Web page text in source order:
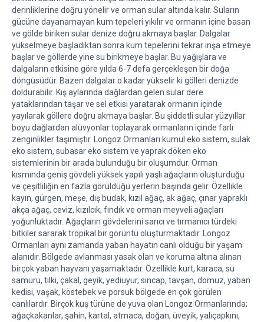
derinliklerine doğru yönelir ve orman sular altında kalır. Suların
gücüne dayanamayan kum tepeleri yıkılır ve ormanın içine basan
ve gölde biriken sular denize doğru akmaya başlar. Dalgalar
yükselmeye başladıktan sonra kum tepelerini tekrar inşa etmeye
başlar ve göllerde yine su birikmeye başlar. Bu yağışlara ve
dalgaların etkisine göre yılda 6-7 defa gerçekleşen bir doğa
döngüsüdür. Bazen dalgalar o kadar yükselir ki gölleri denizde
doldurabilir. Kış aylarında dağlardan gelen sular dere
yataklarından taşar ve sel etkisi yaratarak ormanın içinde
yayılarak göllere doğru akmaya başlar. Bu şiddetli sular yüzyıllar
boyu dağlardan alüvyonlar toplayarak ormanların içinde farlı
zenginlikler taşımıştır. Longoz Ormanları kumul eko sistem, sulak
eko sistem, subasar eko sistem ve yaprak döken eko
sistemlerinin bir arada bulunduğu bir oluşumdur. Orman
kısmında geniş gövdeli yüksek yapılı yaşlı ağaçların oluşturduğu
ve çeşitliliğin en fazla görüldüğü yerlerin başında gelir. Özellikle
kayın, gürgen, meşe, dış budak, kızıl ağaç, ak ağaç, çınar yapraklı
akça ağaç, ceviz, kızılcık, fındık ve orman meyveli ağaçları
yoğunluktadır. Ağaçların gövdelerini sarıcı ve tırmanıcı türdeki
bitkiler sararak tropikal bir görüntü oluşturmaktadır. Longoz
Ormanları aynı zamanda yaban hayatın canlı olduğu bir yaşam
alanıdır. Bölgede avlanması yasak olan ve koruma altına alınan
birçok yaban hayvanı yaşamaktadır. Özellikle kurt, karaca, su
samuru, tilki, çakal, geyik, yediuyur, sincap, tavşan, domuz, yaban
kedisi, vaşak, köstebek ve porsuk bölgede en çok görülen
canlılardır. Birçok kuş türüne de yuva olan Longoz Ormanlarında;
ağaçkakanlar, şahin, kartal, atmaca, doğan, üveyik, yalıçapkını,